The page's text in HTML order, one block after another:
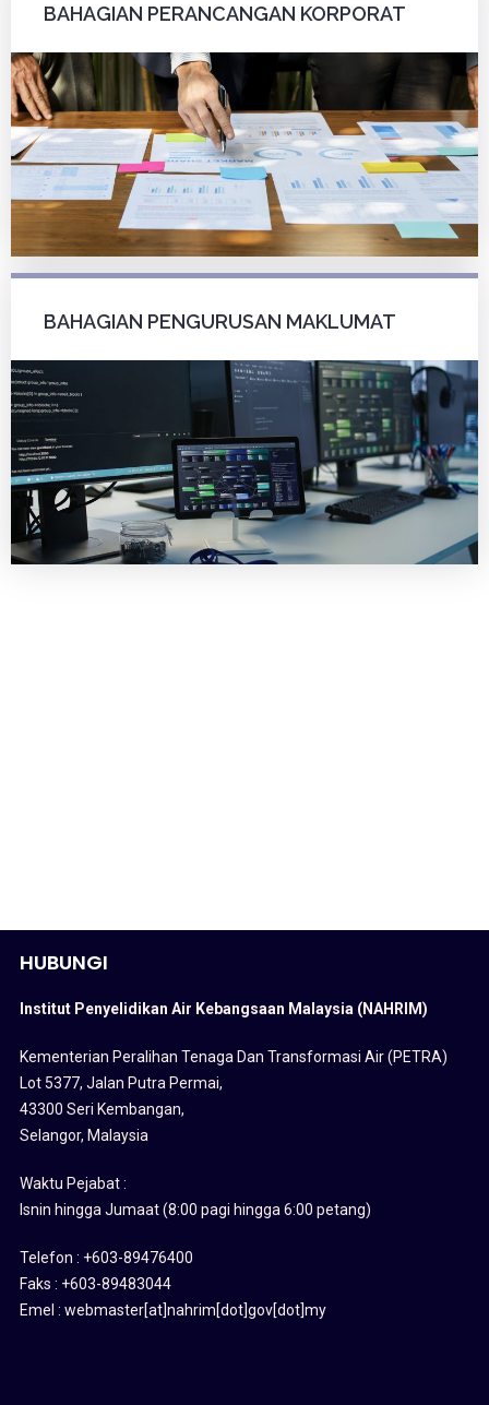
BAHAGIAN PERANCANGAN KORPORAT
BAHAGIAN PENGURUSAN MAKLUMAT
HUBUNGI
Institut Penyelidikan Air Kebangsaan Malaysia (NAHRIM)
Kementerian Peralihan Tenaga Dan Transformasi Air (PETRA)
Lot 5377, Jalan Putra Permai,
43300 Seri Kembangan,
Selangor, Malaysia
Waktu Pejabat :
Isnin hingga Jumaat (8:00 pagi hingga 6:00 petang)
Telefon : +603-89476400
Faks : +603-89483044
Emel : webmaster[at]nahrim[dot]gov[dot]my